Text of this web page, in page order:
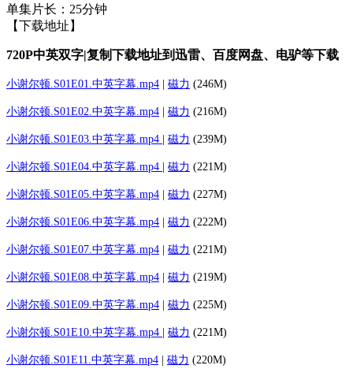
单集片长：25分钟
【下载地址】
720P中英双字|复制下载地址到迅雷、百度网盘、电驴等下载
小谢尔顿.S01E01.中英字幕.mp4 磁力 (246M)
小谢尔顿.S01E02.中英字幕.mp4 磁力 (216M)
小谢尔顿.S01E03.中英字幕.mp4 磁力 (239M)
小谢尔顿.S01E04.中英字幕.mp4 磁力 (221M)
小谢尔顿.S01E05.中英字幕.mp4 磁力 (227M)
小谢尔顿.S01E06.中英字幕.mp4 磁力 (222M)
小谢尔顿.S01E07.中英字幕.mp4 磁力 (221M)
小谢尔顿.S01E08.中英字幕.mp4 磁力 (219M)
小谢尔顿.S01E09.中英字幕.mp4 磁力 (225M)
小谢尔顿.S01E10.中英字幕.mp4 磁力 (221M)
小谢尔顿.S01E11.中英字幕.mp4 磁力 (220M)